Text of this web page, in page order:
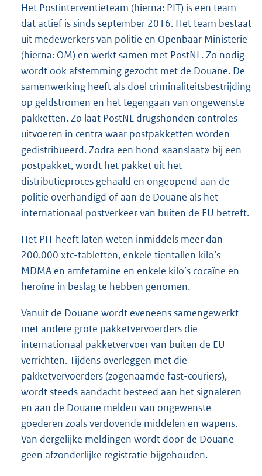
Het Postinterventieteam (hierna: PIT) is een team
dat actief is sinds september 2016. Het team bestaat
uit medewerkers van politie en Openbaar Ministerie
(hierna: OM) en werkt samen met PostNL. Zo nodig
wordt ook afstemming gezocht met de Douane. De
samenwerking heeft als doel criminaliteitsbestrijding
op geldstromen en het tegengaan van ongewenste
pakketten. Zo laat PostNL drugshonden controles
uitvoeren in centra waar postpakketten worden
gedistribueerd. Zodra een hond «aanslaat» bij een
postpakket, wordt het pakket uit het
distributieproces gehaald en ongeopend aan de
politie overhandigd of aan de Douane als het
internationaal postverkeer van buiten de EU betreft.
Het PIT heeft laten weten inmiddels meer dan
200.000 xtc-tabletten, enkele tientallen kilo’s
MDMA en amfetamine en enkele kilo’s cocaïne en
heroïne in beslag te hebben genomen.
Vanuit de Douane wordt eveneens samengewerkt
met andere grote pakketvervoerders die
internationaal pakketvervoer van buiten de EU
verrichten. Tijdens overleggen met die
pakketvervoerders (zogenaamde fast-couriers),
wordt steeds aandacht besteed aan het signaleren
en aan de Douane melden van ongewenste
goederen zoals verdovende middelen en wapens.
Van dergelijke meldingen wordt door de Douane
geen afzonderlijke registratie bijgehouden.